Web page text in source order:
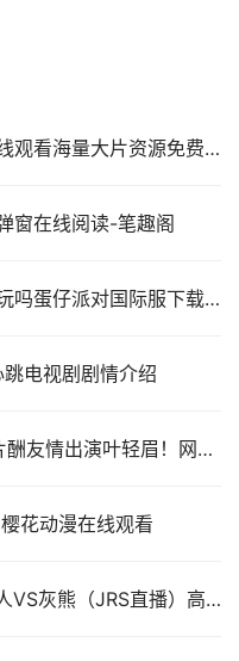
看海量大片资源免费观看
窗在线阅读-笔趣阁
对国际服下载官网安装免费
电视剧剧情介绍
叶轻眉！网友不买账了！！
花动漫在线观看
播）高清观看比赛视频-直播回放